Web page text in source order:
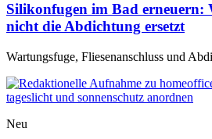
Silikonfugen im Bad erneuern:
nicht die Abdichtung ersetzt
Wartungsfuge, Fliesenanschluss und
Neu